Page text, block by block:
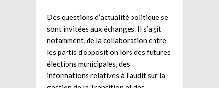
Des questions d’actualité politique se
sont invitées aux échanges. Il s’agit
notamment, de la collaboration entre
les partis d’opposition lors des futures
élections municipales, des
informations relatives à l’audit sur la